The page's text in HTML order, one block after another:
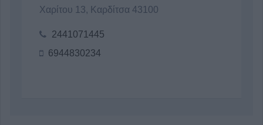
Χαρίτου 13, Καρδίτσα 43100
2441071445
6944830234